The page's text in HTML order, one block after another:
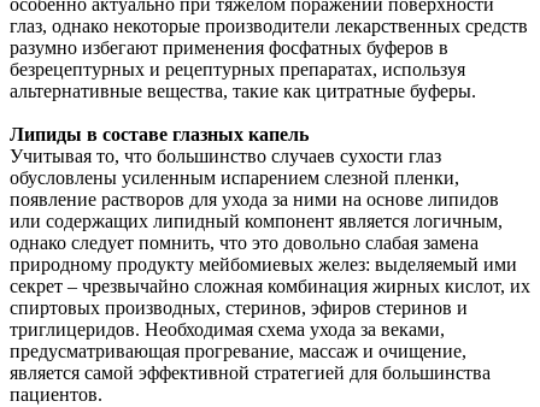
особенно актуально при тяжелом поражении поверхности
глаз, однако некоторые производители лекарственных средств
разум­но избегают применения фосфатных буферов в
безрецептурных и рецептурных препаратах, используя
альтернативные вещества, такие как цитратные буферы.
Липиды в составе глазных капель
Учитывая то, что большинство случаев сухости глаз
обусловлены усиленным испарением слезной пленки,
появление растворов для ухода за ними на основе липидов
или содержащих липидный компонент является логичным,
однако следует помнить, что это довольно слабая замена
природному продукту мейбомиевых желез: выделяемый ими
секрет – чрезвычайно сложная комбинация жирных кислот, их
спиртовых производных, стеринов, эфиров стеринов и
триглицеридов. Необходимая схема ухода за веками,
предусматривающая прогревание, массаж и очищение,
является самой эффективной стратегией для большинства
пациентов.